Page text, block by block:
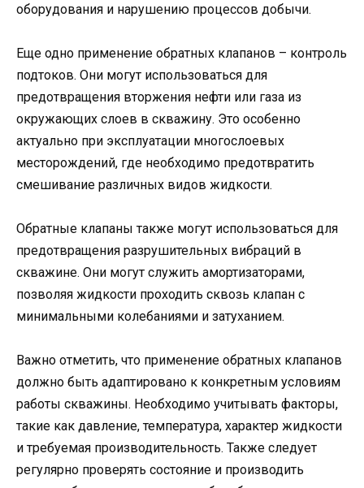
оборудования и нарушению процессов добычи.
Еще одно применение обратных клапанов – контроль
подтоков. Они могут использоваться для
предотвращения вторжения нефти или газа из
окружающих слоев в скважину. Это особенно
актуально при эксплуатации многослоевых
месторождений, где необходимо предотвратить
смешивание различных видов жидкости.
Обратные клапаны также могут использоваться для
предотвращения разрушительных вибраций в
скважине. Они могут служить амортизаторами,
позволяя жидкости проходить сквозь клапан с
минимальными колебаниями и затуханием.
Важно отметить, что применение обратных клапанов
должно быть адаптировано к конкретным условиям
работы скважины. Необходимо учитывать факторы,
такие как давление, температура, характер жидкости
и требуемая производительность. Также следует
регулярно проверять состояние и производить